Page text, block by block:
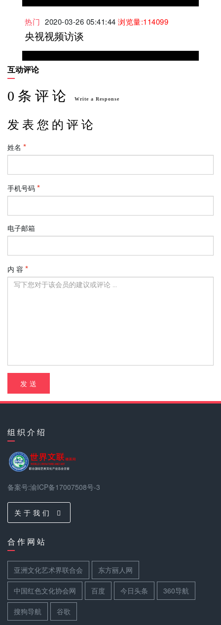
热门 2020-03-26 05:41:44 浏览量:114099
央视视频访谈
互动评论
0 条 评 论 Write a Response
发 表 您 的 评 论
姓名
手机号码
电子邮箱
内 容
发 送
组 织 介 绍
备案号:渝ICP备17007508号-3
关 于 我 们
合 作 网 站
亚洲文化艺术界联合会 东方丽人网
中国红色文化协会网 百度 今日头条 360导航
搜狗导航 谷歌